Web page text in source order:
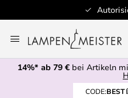
Inhalt
springen
14%* ab 79 € bei Artikeln
CODE:BEST